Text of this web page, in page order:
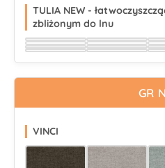
TULIA NEW -
zbliżonym do lnu
Wybierz Wybierz
Wybierz Wybierz
Wybierz Wybierz
GR
VINCI